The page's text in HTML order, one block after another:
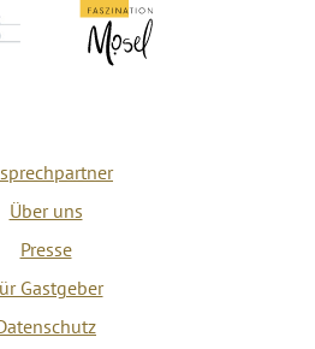
Über uns
Presse
Gastgeber